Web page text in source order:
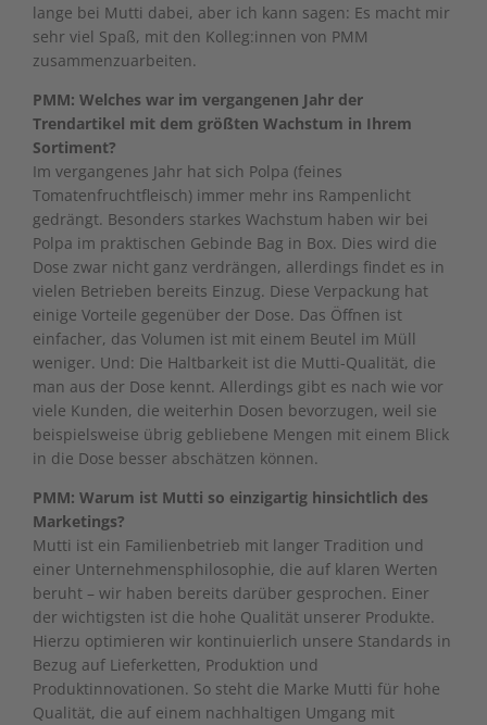
lange bei Mutti dabei, aber ich kann sagen: Es macht mir
sehr viel Spaß, mit den Kolleg:innen von PMM
zusammenzuarbeiten.
PMM: Welches war im vergangenen Jahr der
Trendartikel mit dem größten Wachstum in Ihrem
Sortiment?
Im vergangenes Jahr hat sich Polpa (feines
Tomatenfruchtfleisch) immer mehr ins Rampenlicht
gedrängt. Besonders starkes Wachstum haben wir bei
Polpa im praktischen Gebinde Bag in Box. Dies wird die
Dose zwar nicht ganz verdrängen, allerdings findet es in
vielen Betrieben bereits Einzug. Diese Verpackung hat
einige Vorteile gegenüber der Dose. Das Öffnen ist
einfacher, das Volumen ist mit einem Beutel im Müll
weniger. Und: Die Haltbarkeit ist die Mutti-Qualität, die
man aus der Dose kennt. Allerdings gibt es nach wie vor
viele Kunden, die weiterhin Dosen bevorzugen, weil sie
beispielsweise übrig gebliebene Mengen mit einem Blick
in die Dose besser abschätzen können.
PMM: Warum ist Mutti so einzigartig hinsichtlich des
Marketings?
Mutti ist ein Familienbetrieb mit langer Tradition und
einer Unternehmensphilosophie, die auf klaren Werten
beruht – wir haben bereits darüber gesprochen. Einer
der wichtigsten ist die hohe Qualität unserer Produkte.
Hierzu optimieren wir kontinuierlich unsere Standards in
Bezug auf Lieferketten, Produktion und
Produktinnovationen. So steht die Marke Mutti für hohe
Qualität, die auf einem nachhaltigen Umgang mit